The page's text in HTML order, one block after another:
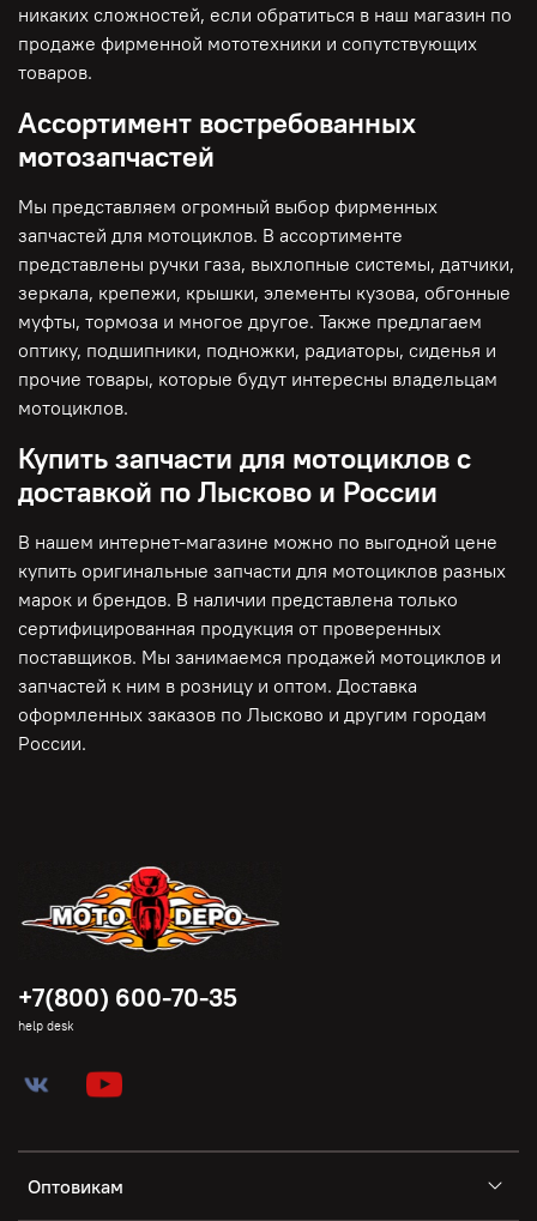
никаких сложностей, если обратиться в наш магазин по
продаже фирменной мототехники и сопутствующих
товаров.
Ассортимент востребованных
мотозапчастей
Мы представляем огромный выбор фирменных
запчастей для мотоциклов. В ассортименте
представлены ручки газа, выхлопные системы, датчики,
зеркала, крепежи, крышки, элементы кузова, обгонные
муфты, тормоза и многое другое. Также предлагаем
оптику, подшипники, подножки, радиаторы, сиденья и
прочие товары, которые будут интересны владельцам
мотоциклов.
Купить запчасти для мотоциклов с
доставкой по Лысково и России
В нашем интернет-магазине можно по выгодной цене
купить оригинальные запчасти для мотоциклов разных
марок и брендов. В наличии представлена только
сертифицированная продукция от проверенных
поставщиков. Мы занимаемся продажей мотоциклов и
запчастей к ним в розницу и оптом. Доставка
оформленных заказов по Лысково и другим городам
России.
Оптовикам
+7(800) 600-70-35
help desk